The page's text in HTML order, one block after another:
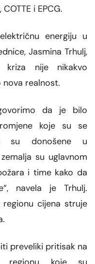
i EPCG.
energiju u
Jasmina Trhulj,
kriza nije nikakvo
realnost.
da je bilo
koje su se
su donošene u
su uglavnom
i time kako da
navela je Trhulj.
cijena struje
preveliki pritisak na